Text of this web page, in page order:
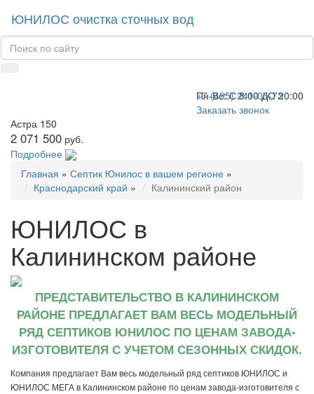
ЮНИЛОС очистка сточных вод
+7 (495) 241-05-73
Пн-Вс: С 8:00 ДО 20:00
Заказать звонок
Астра 150
2 071 500 руб.
Подробнее
Главная » Септик Юнилос в вашем регионе »
Краснодарский край » Калининский район
ЮНИЛОС в
Калининском районе
ПРЕДСТАВИТЕЛЬСТВО В КАЛИНИНСКОМ
РАЙОНЕ ПРЕДЛАГАЕТ ВАМ ВЕСЬ МОДЕЛЬНЫЙ
РЯД СЕПТИКОВ ЮНИЛОС ПО ЦЕНАМ ЗАВОДА-
ИЗГОТОВИТЕЛЯ С УЧЕТОМ СЕЗОННЫХ СКИДОК.
Компания предлагает Вам весь модельный ряд септиков ЮНИЛОС и
ЮНИЛОС МЕГА в Калининском районе по ценам завода-изготовителя с